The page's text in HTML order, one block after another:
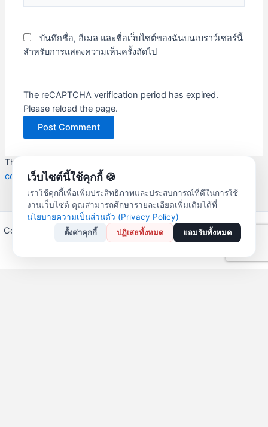
บันทึกชื่อ, อีเมล และชื่อเว็บไซต์ของฉันบนเบราว์เซอร์นี้
สำหรับการแสดงความเห็นครั้งถัดไป
The reCAPTCHA verification period has expired.
Please reload the page.
This site uses Akismet to reduce spam.
comment data is processed.
Copyright © 2026 สหกรณ์ออมทรัพย์ครูลำปาง จำกัด | Powered by
Astra WordPress Theme
เว็บไซต์นี้ใช้คุกกี้ 🍪
เราใช้คุกกี้เพื่อเพิ่มประสิทธิภาพและประสบการณ์ที่ดีในการใช้
งานเว็บไซต์ คุณสามารถศึกษารายละเอียดเพิ่มเติมได้ที่
นโยบายความเป็นส่วนตัว (Privacy Policy)
ตั้งค่าคุกกี้
ปฏิเสธทั้งหมด ยอมรับทั้งหมด